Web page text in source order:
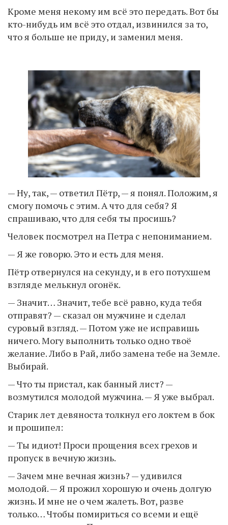
Кроме меня некому им всё это передать. Вот бы
кто-нибудь им всё это отдал, извинился за то,
что я больше не приду, и заменил меня.
— Ну, так, — ответил Пётр, — я понял. Положим, я
смогу помочь с этим. А что для себя? Я
спрашиваю, что для себя ты просишь?
Человек посмотрел на Петра с непониманием.
— Я же говорю. Это и есть для меня.
Пётр отвернулся на секунду, и в его потухшем
взгляде мелькнул огонёк.
— Значит… Значит, тебе всё равно, куда тебя
отправят? — сказал он мужчине и сделал
суровый взгляд. — Потом уже не исправишь
ничего. Могу выполнить только одно твоё
желание. Либо в Рай, либо замена тебе на Земле.
Выбирай.
— Что ты пристал, как банный лист? —
возмутился молодой мужчина. — Я уже выбрал.
Старик лет девяноста толкнул его локтем в бок
и прошипел:
— Ты идиот! Проси прощения всех грехов и
пропуск в вечную жизнь.
— Зачем мне вечная жизнь? — удивился
молодой. — Я прожил хорошую и очень долгую
жизнь. И мне не о чем жалеть. Вот, разве
только… Чтобы помириться со всеми и ещё